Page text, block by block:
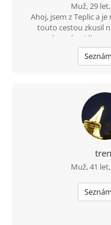
Muž, 29 let,
Ahoj, jsem z Teplic a
touto cestou zkusil
seznámení s vidinou
nějakém čase. Živim
regulace v nemocnici,
Muž, 41 let,